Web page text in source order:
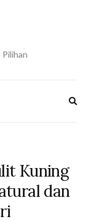
Pilihan
Kuning
dan